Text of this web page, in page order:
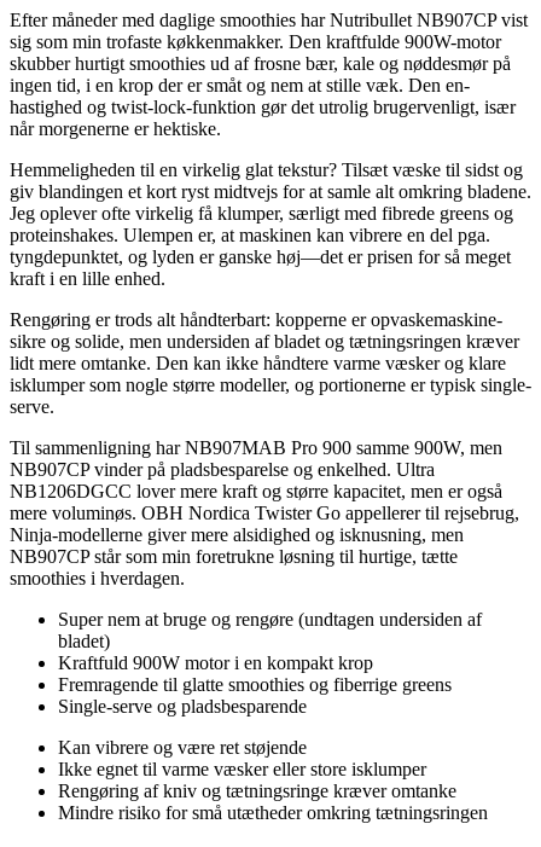
Efter måneder med daglige smoothies har Nutribullet NB907CP vist
sig som min trofaste køkkenmakker. Den kraftfulde 900W-motor
skubber hurtigt smoothies ud af frosne bær, kale og nøddesmør på
ingen tid, i en krop der er småt og nem at stille væk. Den en-
hastighed og twist-lock-funktion gør det utrolig brugervenligt, især
når morgenerne er hektiske.
Hemmeligheden til en virkelig glat tekstur? Tilsæt væske til sidst og
giv blandingen et kort ryst midtvejs for at samle alt omkring bladene.
Jeg oplever ofte virkelig få klumper, særligt med fibrede greens og
proteinshakes. Ulempen er, at maskinen kan vibrere en del pga.
tyngdepunktet, og lyden er ganske høj—det er prisen for så meget
kraft i en lille enhed.
Rengøring er trods alt håndterbart: kopperne er opvaskemaskine-
sikre og solide, men undersiden af bladet og tætningsringen kræver
lidt mere omtanke. Den kan ikke håndtere varme væsker og klare
isklumper som nogle større modeller, og portionerne er typisk single-
serve.
Til sammenligning har NB907MAB Pro 900 samme 900W, men
NB907CP vinder på pladsbesparelse og enkelhed. Ultra
NB1206DGCC lover mere kraft og større kapacitet, men er også
mere voluminøs. OBH Nordica Twister Go appellerer til rejsebrug,
Ninja-modellerne giver mere alsidighed og isknusning, men
NB907CP står som min foretrukne løsning til hurtige, tætte
smoothies i hverdagen.
Super nem at bruge og rengøre (undtagen undersiden af
bladet)
Kraftfuld 900W motor i en kompakt krop
Fremragende til glatte smoothies og fiberrige greens
Single-serve og pladsbesparende
Kan vibrere og være ret støjende
Ikke egnet til varme væsker eller store isklumper
Rengøring af kniv og tætningsringe kræver omtanke
Mindre risiko for små utætheder omkring tætningsringen